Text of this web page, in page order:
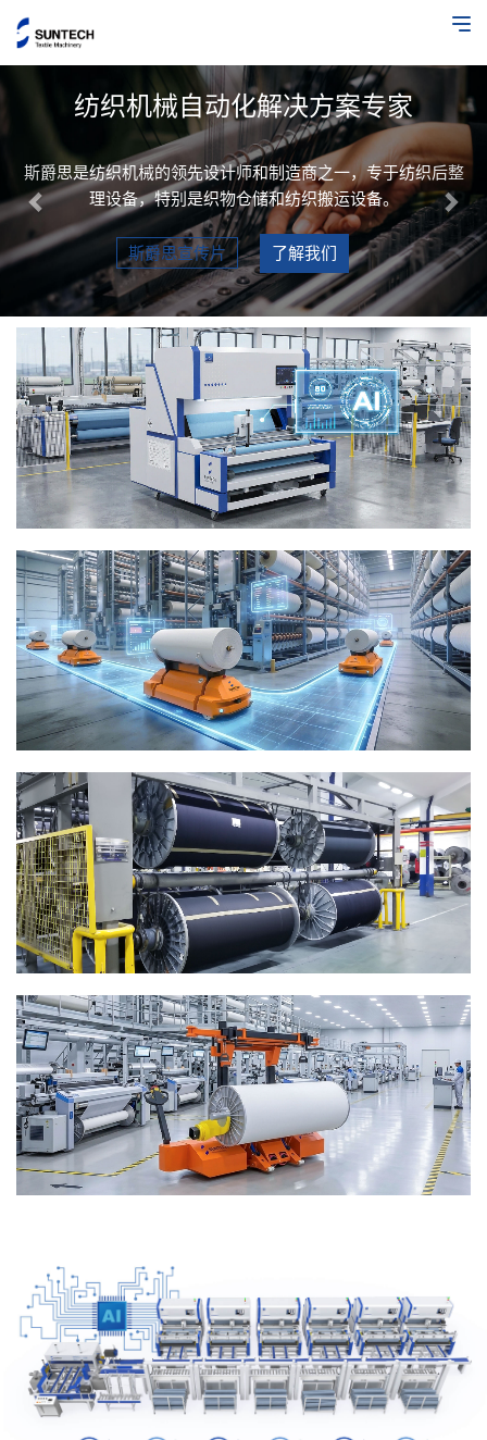
纺织机械自动化解决方案专家
斯爵思是纺织机械的领先设计师和制造商之一，专于纺织后整
理设备，特别是织物仓储和纺织搬运设备。
斯爵思宣传片 了解我们